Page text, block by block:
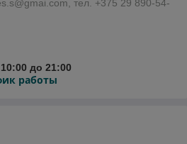
тел. +375 29 890-54-
до 21:00
работы